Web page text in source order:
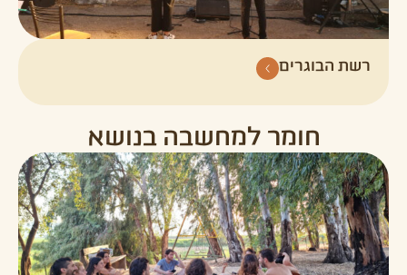
רשת הבוגרים
חומר למחשבה בנושא